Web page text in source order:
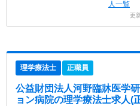
人一覧
更
理学療法士 正職員
公益財団法人河野臨牀医学
ョン病院の理学療法士求人(